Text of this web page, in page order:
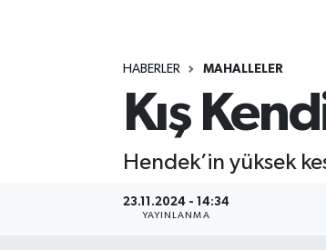
HABERLER MAHALLELER
Kış
Hendek’in yüksek
23.11.2024 - 14:34
YAYINLANMA